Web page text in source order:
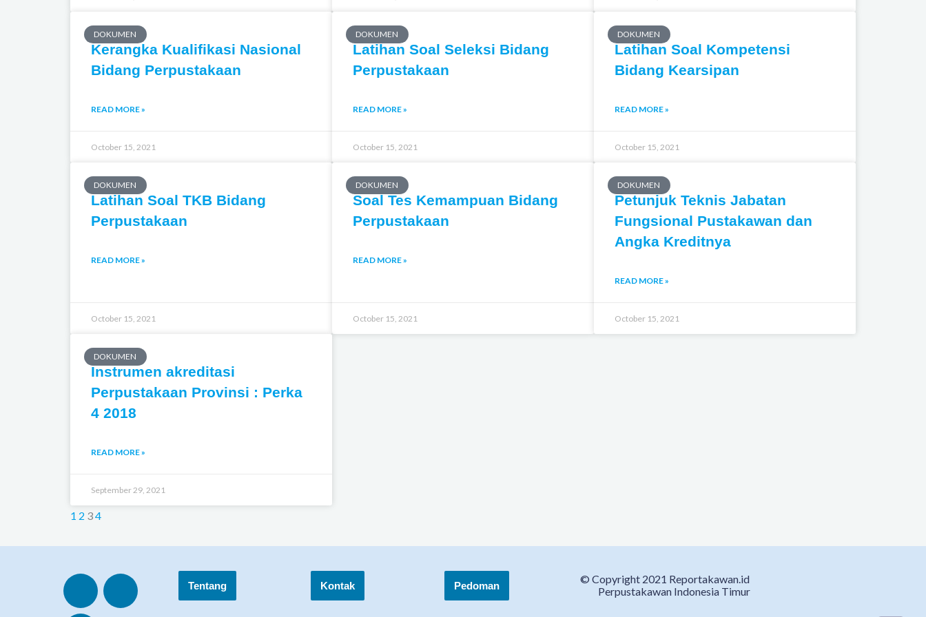
DOKUMEN
Kerangka Kualifikasi Nasional
Bidang Perpustakaan
READ MORE »
October 15, 2021
DOKUMEN
Latihan Soal Seleksi Bidang
Perpustakaan
READ MORE »
October 15, 2021
DOKUMEN
Latihan Soal Kompetensi
Bidang Kearsipan
READ MORE »
October 15, 2021
DOKUMEN
Latihan Soal TKB Bidang
Perpustakaan
READ MORE »
October 15, 2021
DOKUMEN
Soal Tes Kemampuan Bidang
Perpustakaan
READ MORE »
October 15, 2021
DOKUMEN
Petunjuk Teknis Jabatan
Fungsional Pustakawan dan
Angka Kreditnya
READ MORE »
October 15, 2021
DOKUMEN
Instrumen akreditasi
Perpustakaan Provinsi : Perka
4 2018
READ MORE »
September 29, 2021
1 2 34
Y I
T
Tentang Kontak Pedoman
© Copyright 2021 Reportakawan.id
Perpustakawan Indonesia Timur